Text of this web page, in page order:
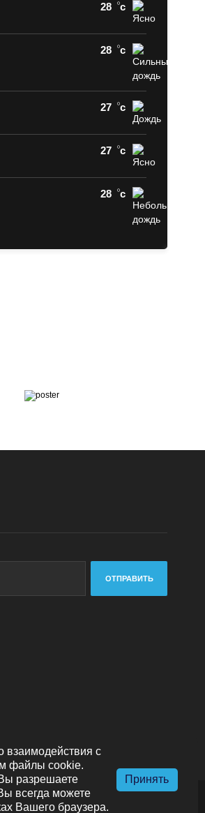
28 c
28 c
27 c
27 c
28 c
ОТПРАВИТЬ
взаимодействия с
файлы cookie.
разрешаете
всегда можете
Вашего браузера.
Принять